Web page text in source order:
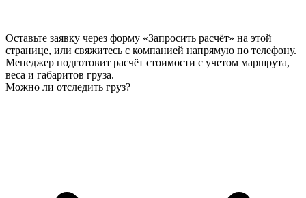
Оставьте заявку через форму «Запросить расчёт» на этой
странице, или свяжитесь с компанией напрямую по телефону.
Менеджер подготовит расчёт стоимости с учетом маршрута,
веса и габаритов груза.
Можно ли отследить груз?